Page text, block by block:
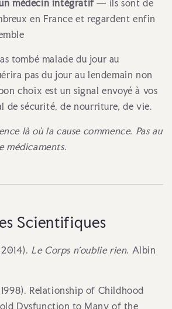
médecin intégratif — ils sont de
en France et regardent enfin
tombé malade du jour au
pas du jour au lendemain non
choix est un signal envoyé à vos
de sécurité, de nourriture, de vie.
là où la cause commence. Pas au
médicaments.
Scientifiques
Le Corps n'oublie rien. Albin
Relationship of Childhood
Dysfunction to Many of the